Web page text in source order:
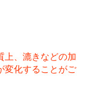
、漉きなどの加
変化することがご